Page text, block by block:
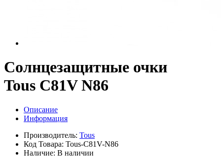
Солнцезащитные очки
Tous C81V N86
Описание
Информация
Производитель: Tous
Код Товара: Tous-C81V-N86
Наличие: В наличии